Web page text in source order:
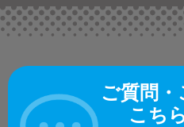
ご質問・
こち